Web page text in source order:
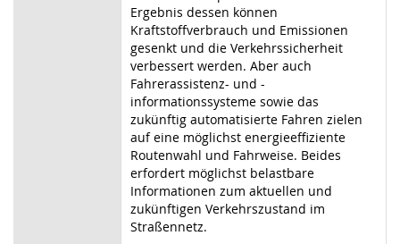
Ergebnis dessen können
Kraftstoffverbrauch und Emissionen
gesenkt und die Verkehrssicherheit
verbessert werden. Aber auch
Fahrerassistenz- und -
informationssysteme sowie das
zukünftig automatisierte Fahren zielen
auf eine möglichst energieeffiziente
Routenwahl und Fahrweise. Beides
erfordert möglichst belastbare
Informationen zum aktuellen und
zukünftigen Verkehrszustand im
Straßennetz.